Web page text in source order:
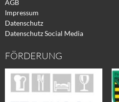
AGB
Impressum
Datenschutz
Datenschutz Social Media
FÖRDERUNG